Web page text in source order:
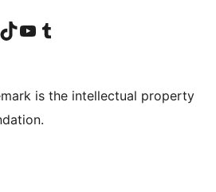
account
LinkedIn account
ہمارے ٹک ٹاک اکاؤنٹ پر جائیں
Visit our YouTube channel
ہمارے ٹمبلر اکاؤنٹ پر جائیں
is the intellectual property